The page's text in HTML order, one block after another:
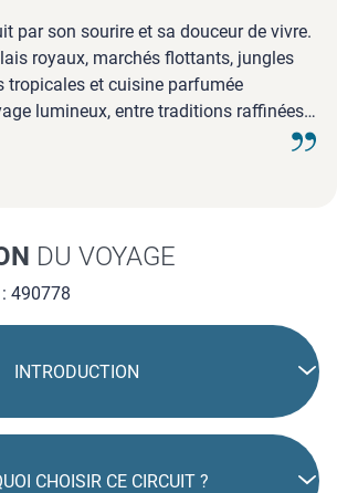
par son sourire et sa douceur de vivre.
royaux, marchés flottants, jungles
tropicales et cuisine parfumée
lumineux, entre traditions raffinées
DU VOYAGE
490778
INTRODUCTION
CHOISIR CE CIRCUIT ?